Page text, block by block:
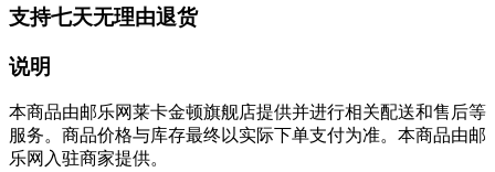
支持七天无理由退货
说明
本商品由邮乐网莱卡金顿旗舰店提供并进行相关配送和售后等
服务。商品价格与库存最终以实际下单支付为准。本商品由邮
乐网入驻商家提供。